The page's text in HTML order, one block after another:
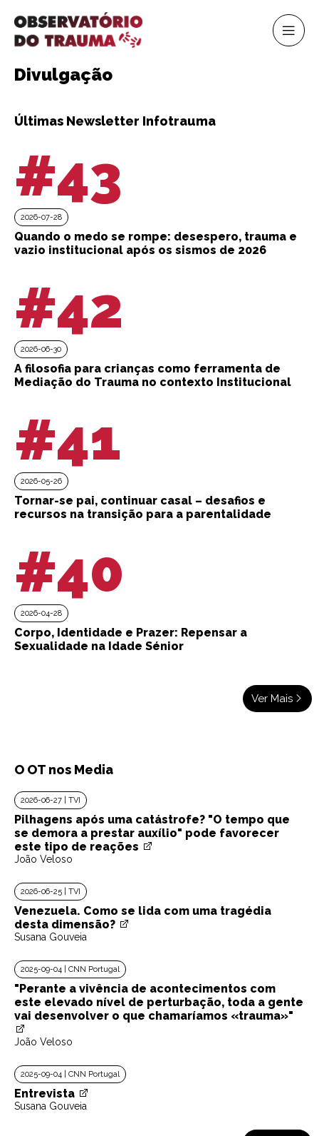
Divulgação
Últimas Newsletter Infotrauma
#43
2026-07-28
Quando o medo se rompe: desespero, trauma e
vazio institucional após os sismos de 2026
#42
2026-06-30
A filosofia para crianças como ferramenta de
Mediação do Trauma no contexto Institucional
#41
2026-05-26
Tornar-se pai, continuar casal – desafios e
recursos na transição para a parentalidade
#40
2026-04-28
Corpo, Identidade e Prazer: Repensar a
Sexualidade na Idade Sénior
Ver Mais
O OT nos Media
2026-06-27 | TVI
Pilhagens após uma catástrofe? "O tempo que
se demora a prestar auxílio" pode favorecer
este tipo de reações
João Veloso
2026-06-25 | TVI
Venezuela. Como se lida com uma tragédia
desta dimensão?
Susana Gouveia
2025-09-04 | CNN Portugal
"Perante a vivência de acontecimentos com
este elevado nível de perturbação, toda a gente
vai desenvolver o que chamaríamos «trauma»"
João Veloso
2025-09-04 | CNN Portugal
Entrevista
Susana Gouveia